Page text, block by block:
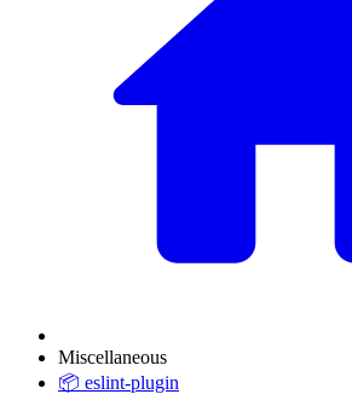
Miscellaneous
📦 eslint-plugin